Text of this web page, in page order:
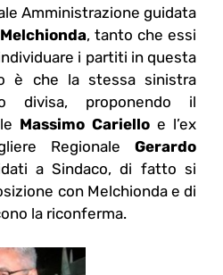
Amministrazione guidata
, tanto che essi
i partiti in questa
è che la stessa sinistra
divisa, proponendo il
Massimo Cariello e l’ex
Regionale Gerardo
a Sindaco, di fatto si
con Melchionda e di
la riconferma.